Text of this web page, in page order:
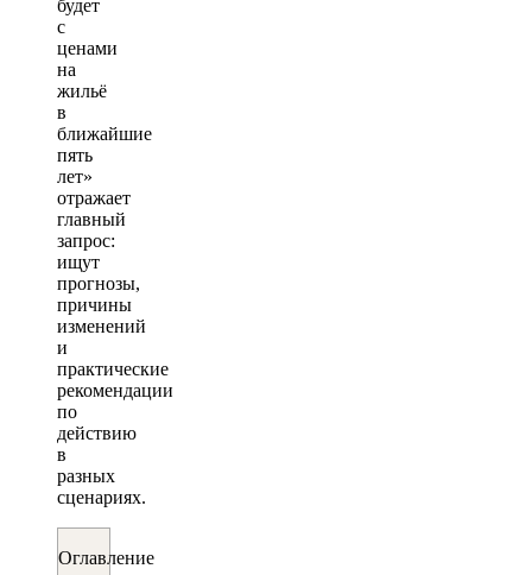
будет
с
ценами
на
жильё
в
ближайшие
пять
лет»
отражает
главный
запрос:
ищут
прогнозы,
причины
изменений
и
практические
рекомендации
по
действию
в
разных
сценариях.
Оглавление